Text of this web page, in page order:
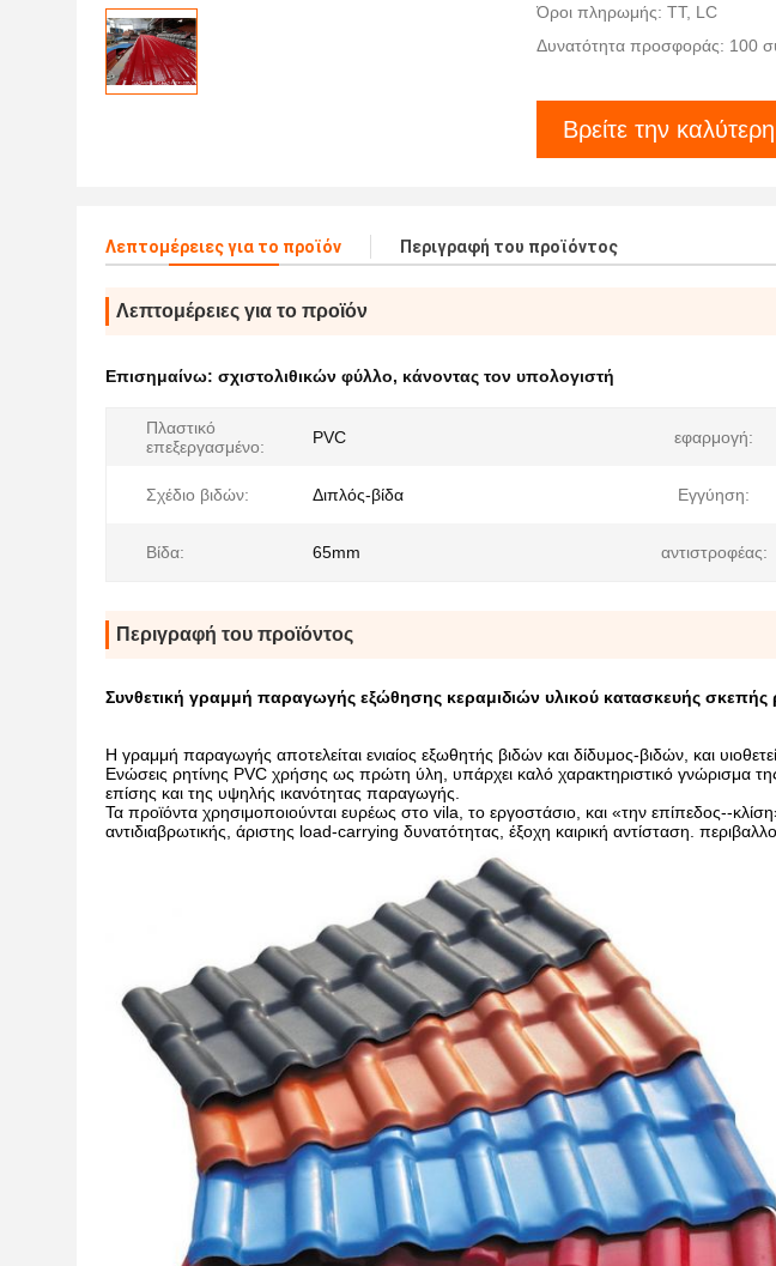
Όροι πληρωμής: TT, LC
Δυνατότητα προσφοράς: 100
Βρείτε την
Λεπτομέρειες για το προϊόν Περιγραφή του προϊόντος
Λεπτομέρειες για το προϊόν
Επισημαίνω: σχιστολιθικών φύλλο, κάνοντας τον υπολογιστή
Πλαστικό
επεξεργασμένο:
PVC εφαρμογή:
Σχέδιο βιδών: Διπλός-βίδα Εγγύηση:
Βίδα: 65mm αντιστροφέας:
Περιγραφή του προϊόντος
Συνθετική γραμμή παραγωγής εξώθησης κεραμιδιών υλικού κατασκευής σκεπής
Η γραμμή παραγωγής αποτελείται ενιαίος εξωθητής βιδών και δίδυμος-βιδών, και υιοθετεί
Ενώσεις ρητίνης PVC χρήσης ως πρώτη ύλη, υπάρχει καλό χαρακτηριστικό γνώρισμα
επίσης και της υψηλής ικανότητας παραγωγής.
Τα προϊόντα χρησιμοποιούνται ευρέως στο vila, το εργοστάσιο, και «την επίπεδος--
αντιδιαβρωτικής, άριστης load-carrying δυνατότητας, έξοχη καιρική αντίσταση.